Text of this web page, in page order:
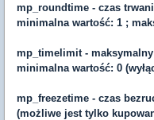
mp_roundtime - czas
minimalna wartość: 1 ;
mp_timelimit -
minimalna wartość: 0
mp_freezetime - czas
(możliwe jest tylko